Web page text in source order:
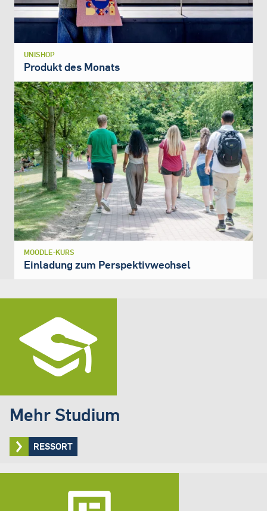
UNISHOP
Produkt des Monats
MOODLE-KURS
Einladung zum Perspektivwechsel
Mehr Studium
RESSORT